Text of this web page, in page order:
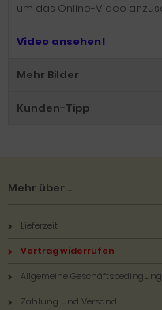
um das Online-Video
Video ansehen!
Mehr Bilder
Kunden-Tipp
Mehr über...
Lieferzeit
Vertrag widerrufen
Allgemeine
Zahlung und Versand